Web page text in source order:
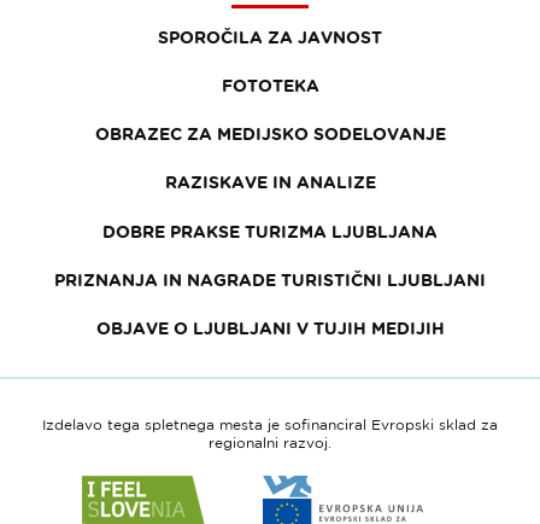
SPOROČILA ZA JAVNOST
FOTOTEKA
OBRAZEC ZA MEDIJSKO SODELOVANJE
RAZISKAVE IN ANALIZE
DOBRE PRAKSE TURIZMA LJUBLJANA
PRIZNANJA IN NAGRADE TURISTIČNI LJUBLJANI
OBJAVE O LJUBLJANI V TUJIH MEDIJIH
Izdelavo tega spletnega mesta je sofinanciral Evropski sklad za
regionalni razvoj.
do
do